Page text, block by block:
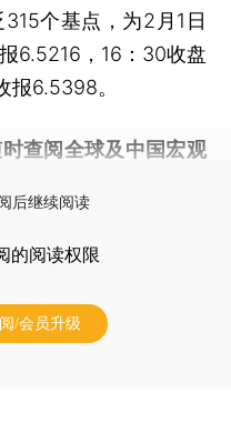
个基点，为2月1日
6.5216，16：30收盘
6.5398。
时查阅全球及中国宏观
后继续阅读
的阅读权限
/会员升级